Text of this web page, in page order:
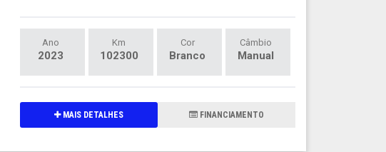
Ano
2023
Km
102300
Cor
Branco
Câmbio
Manual
MAIS DETALHES FINANCIAMENTO